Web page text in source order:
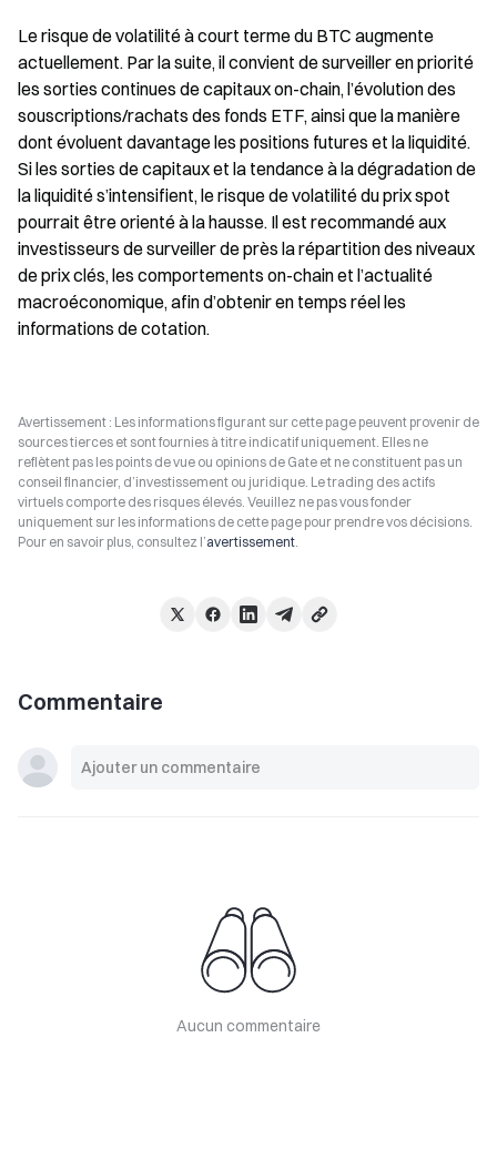
Le risque de volatilité à court terme du BTC augmente
actuellement. Par la suite, il convient de surveiller en priorité
les sorties continues de capitaux on-chain, l’évolution des
souscriptions/rachats des fonds ETF, ainsi que la manière
dont évoluent davantage les positions futures et la liquidité.
Si les sorties de capitaux et la tendance à la dégradation de
la liquidité s’intensifient, le risque de volatilité du prix spot
pourrait être orienté à la hausse. Il est recommandé aux
investisseurs de surveiller de près la répartition des niveaux
de prix clés, les comportements on-chain et l’actualité
macroéconomique, afin d’obtenir en temps réel les
informations de cotation.
Avertissement : Les informations figurant sur cette page peuvent provenir de
sources tierces et sont fournies à titre indicatif uniquement. Elles ne
reflètent pas les points de vue ou opinions de Gate et ne constituent pas un
conseil financier, d’investissement ou juridique. Le trading des actifs
virtuels comporte des risques élevés. Veuillez ne pas vous fonder
uniquement sur les informations de cette page pour prendre vos décisions.
Pour en savoir plus, consultez l’avertissement.
Commentaire
Aucun commentaire